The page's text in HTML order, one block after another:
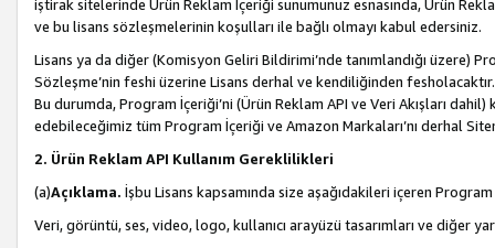
iştirak sitelerinde Ürün Reklam İçeriği sunumunuz esnasında, Ürün
ve bu lisans sözleşmelerinin koşulları ile bağlı olmayı kabul edersiniz.
Lisans ya da diğer (Komisyon Geliri Bildirimi’nde tanımlandığı üzere)
Sözleşme’nin feshi üzerine Lisans derhal ve kendiliğinden
Bu durumda, Program İçeriği’ni (Ürün Reklam API ve Veri Akışları
edebileceğimiz tüm Program İçeriği ve Amazon Markaları’nı derhal
2. Ürün Reklam API Kullanım Gereklilikleri
(a)Açıklama. İşbu Lisans kapsamında size aşağıdakileri içeren
Veri, görüntü, ses, video, logo, kullanıcı arayüzü tasarımları ve diğer